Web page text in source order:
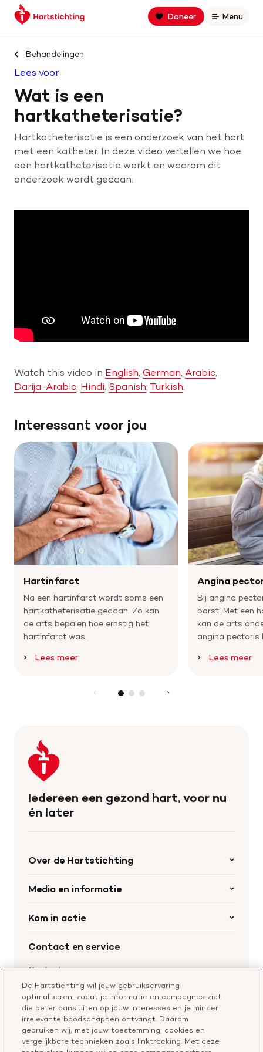
Spring
naar
Spring
naar
navigatie
Keer
terug
de
homepage
Doneer
Open
Menu
Zoek binnen hartstichting.nl
Zoeken
Home
Hart- en vaatziekten
Oorzaken
Leven met
Doneer
Behandelingen
Lees voor
Wat is een
hartkatheterisatie?
Hartkatheterisatie is een onderzoek van het hart
met een katheter. In deze video vertellen we hoe
een hartkatheterisatie werkt en waarom dit
onderzoek wordt gedaan.
Watch this video in English, German, Arabic,
Darija-Arabic, Hindi, Spanish, Turkish.
Interessant voor jou
Hartinfarct
Na een hartinfarct wordt soms een
hartkatheterisatie gedaan. Zo kan
de arts bepalen hoe ernstig het
hartinfarct was.
Lees meer
Angina
Bij angina
borst. Met een
kan de arts
angina pectoris
Lees meer
Keer
terug
naar
homepage
Iedereen een gezond hart, voor nu
én later
Over de Hartstichting
Organisatie
Werken bij de Hartstichting
Media en informatie
Nieuws
Materialen bestellen
Aanmelden nieuwsbrief
Kom in actie
Word collectant
Leer reanimeren
Geef ter nagedachtenis
Start een actie
Contact en service
Contactgegevens
Bel of chat met een voorlichter
Vragen over donateurschap
Klachtenformulier
Check je gesprek
De Hartstichting wil jouw gebruikservaring
optimaliseren, zodat je informatie en campagnes ziet
die beter aansluiten op jouw interesses en je minder
irrelevante boodschappen ontvangt. Daarom
gebruiken wij, met jouw toestemming, cookies en
vergelijkbare technieken zoals linktracking. Met deze